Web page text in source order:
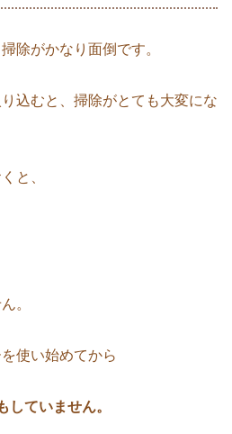
除がかなり面倒です。
込むと、掃除がとても大変にな
と、
。
使い始めてから
していません。